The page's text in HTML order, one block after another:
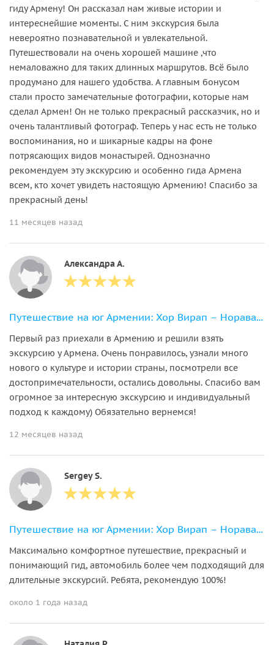
гиду Армену! Он рассказал нам живые истории и
интереснейшие моменты. С ним экскурсия была
невероятно познавательной и увлекательной.
Путешествовали на очень хорошей машине ,что
немаловажно для таких длинных маршрутов. Всё было
продумано для нашего удобства. А главным бонусом
стали просто замечательные фотографии, которые нам
сделал Армен! Он не только прекрасный рассказчик, но и
очень талантливый фотограф. Теперь у нас есть не только
воспоминания, но и шикарные кадры на фоне
потрясающих видов монастырей. Однозначно
рекомендуем эту экскурсию и особенно гида Армена
всем, кто хочет увидеть настоящую Армению! Спасибо за
прекрасный день!
11 месяцев назад
Александра А.
Путешествие на юг Армении: Хор Вирап – Нораванк – Татев
Первый раз приехали в Армению и решили взять
экскурсию у Армена. Очень понравилось, узнали много
нового о культуре и истории страны, посмотрели все
достопримечательности, остались довольны. Спасибо вам
огромное за интересную экскурсию и индивидуальный
подход к каждому) Обязательно вернемся!
12 месяцев назад
Sergey S.
Путешествие на юг Армении: Хор Вирап – Нораванк – Татев
Максимально комфортное путешествие, прекрасный и
понимающий гид, автомобиль более чем подходящий для
длительные экскурсий. Ребята, рекомендую 100%!
около 1 года назад